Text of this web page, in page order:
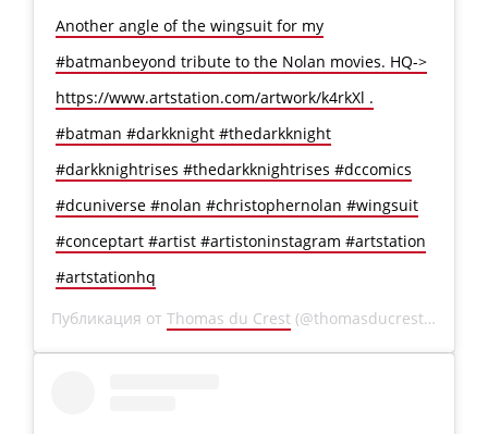
Another angle of the wingsuit for my
#batmanbeyond tribute to the Nolan movies. HQ->
https://www.artstation.com/artwork/k4rkXl .
#batman #darkknight #thedarkknight
#darkknightrises #thedarkknightrises #dccomics
#dcuniverse #nolan #christophernolan #wingsuit
#conceptart #artist #artistoninstagram #artstation
#artstationhq
Публикация от Thomas du Crest (@thomasducrest) 4 Ноя